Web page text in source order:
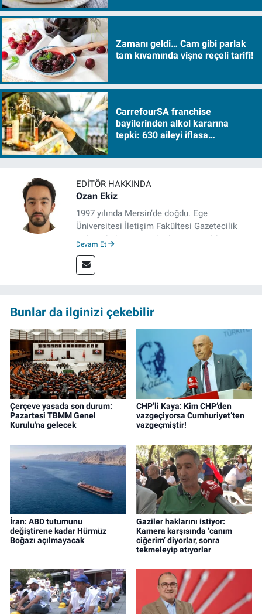
Zamanı geldi… Cam gibi parlak
tam kıvamında vişne reçeli tarifi!
CarrefourSA franchise
bayilerinden alkol kararına
tepki: 630 aileyi iflasa
EDITÖR HAKKINDA
Ozan Ekiz
1997 yılında Mersin’de doğdu. Ege
Üniversitesi İletişim Fakültesi Gazetecilik
Bölümü’nden 2020 yılında mezun oldu. 2020
editörü, muhabir, rejisör olarak çalıştı.
Meslek hayatına İzmir’de başlayan gazeteci,
Devam Et
Bunlar da ilginizi çekebilir
Çerçeve yasada son durum:
Pazartesi TBMM Genel
Kurulu'na gelecek
CHP’li Kaya: Kim CHP’den
vazgeçiyorsa Cumhuriyet’ten
vazgeçmiştir!
İran: ABD tutumunu
değiştirene kadar Hürmüz
Boğazı açılmayacak
Gaziler haklarını istiyor:
Kamera karşısında ‘canım
ciğerim’ diyorlar, sonra
tekmeleyip atıyorlar